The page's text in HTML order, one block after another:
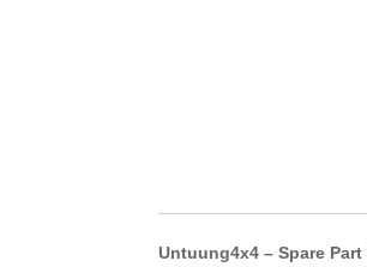
Untuung4x4 – Spare